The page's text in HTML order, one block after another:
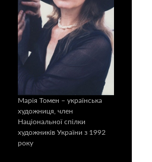
Марія Томен – українська
художниця, член
Національної спілки
художників України з 1992
року